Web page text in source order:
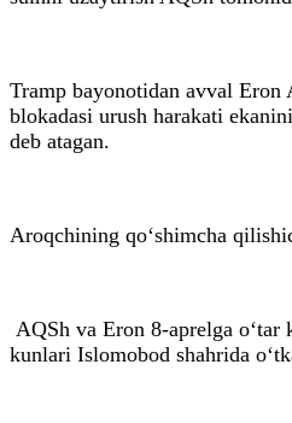
Tramp bayonotidan avval
blokadasi urush harakati
deb atagan.
Aroqchining qo‘shimcha
AQSh va Eron 8-aprelga
kunlari Islomobod shahrida